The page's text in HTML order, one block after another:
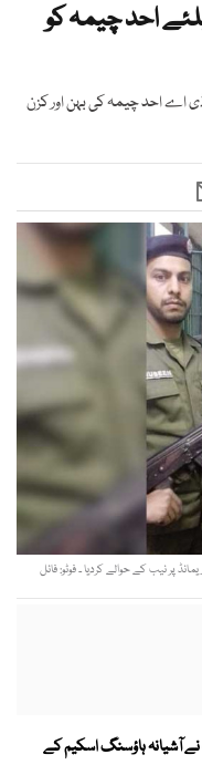
احد چیمہ کو
جی ایل ڈی اے احد چیمہ کی بہن اور کزن
آشیانہ ہاؤسنگ اسکیم کے